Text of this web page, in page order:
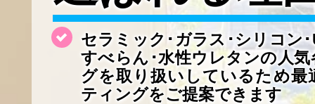
セラミック･ガラス･シリコン
すべらん･水性ウレタンの人
グを取り扱いしているため最
ティングをご提案できます